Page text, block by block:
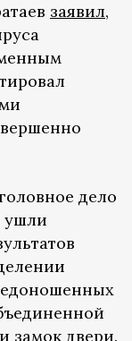
заявил,
дело
ушли
замок двери.